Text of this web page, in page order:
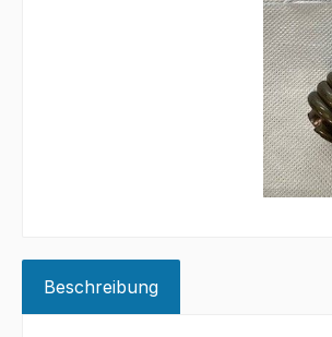
Beschreibung